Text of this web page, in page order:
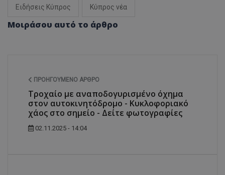
Ειδήσεις Κύπρος Κύπρος νέα
Μοιράσου αυτό το άρθρο
ΠΡΟΗΓΟΎΜΕΝΟ ΆΡΘΡΟ
Τροχαίο με αναποδογυρισμένο όχημα
στον αυτοκινητόδρομο - Κυκλοφοριακό
χάος στο σημείο - Δείτε φωτογραφίες
02.11.2025 - 14:04